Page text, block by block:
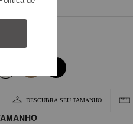
DESCUBRA SEU TAMANHO